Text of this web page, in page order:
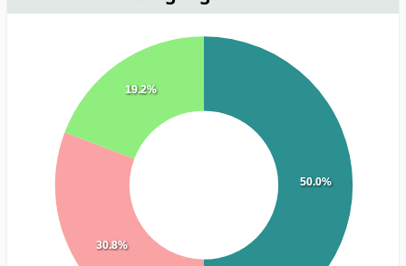
50.0%
30.8%
19.2%